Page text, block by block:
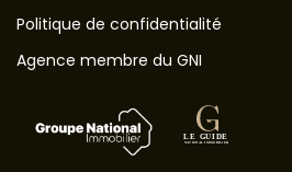
Politique de confidentialité
Agence membre du GNI